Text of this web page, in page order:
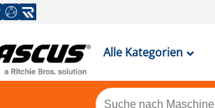
Alle Kategorien